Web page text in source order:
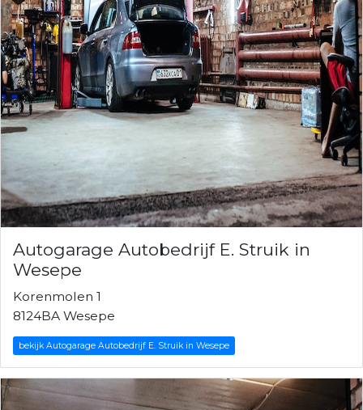
Autogarage Autobedrijf E. Struik in
Wesepe
Korenmolen 1
8124BA Wesepe
bekijk Autogarage Autobedrijf E. Struik in Wesepe